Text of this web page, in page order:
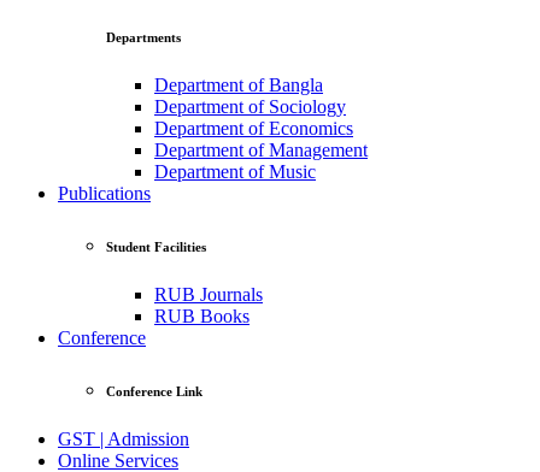
Departments
Department of Bangla
Department of Sociology
Department of Economics
Department of Management
Department of Music
Publications
Student Facilities
RUB Journals
RUB Books
Conference
Conference Link
GST | Admission
Online Services